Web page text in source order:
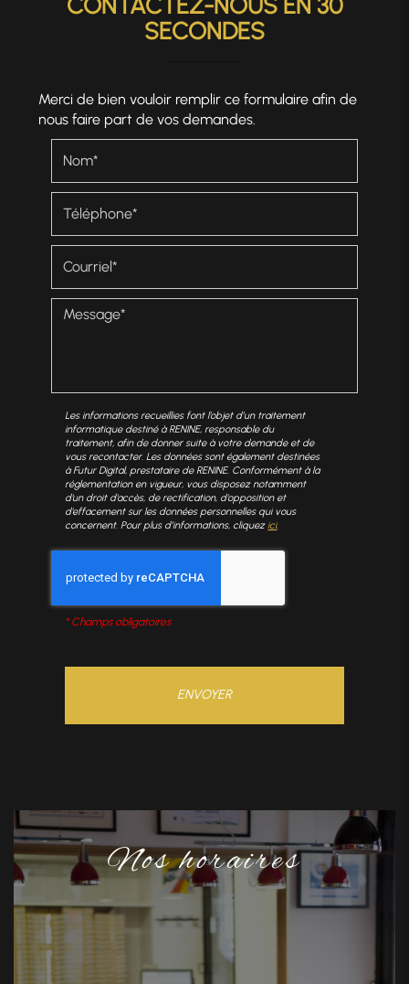
SECONDES
Merci de bien vouloir remplir ce formulaire afin de
nous faire part de vos demandes.
Les informations recueillies font l’objet d’un traitement
informatique destiné àRENINE, responsable du
traitement, afin de donner suite à votre demande et de
vous recontacter. Les données sont également destinées
à Futur Digital, prestataire de RENINE. Conformément à la
réglementation en vigueur, vous disposez notamment
d'un droit d'accès, de rectification, d'opposition et
d'effacement sur les données personnelles qui vous
concernent. Pour plus d’informations, cliquez ici.
*Champs obligatoires
Nos horaires